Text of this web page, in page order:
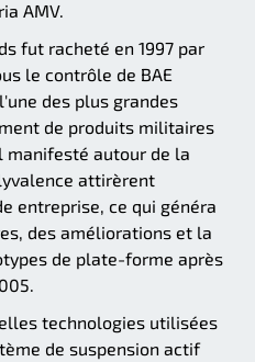
AMV.
fut racheté en 1997 par
le contrôle de BAE
des plus grandes
de produits militaires
manifesté autour de la
attirèrent
entreprise, ce qui généra
des améliorations et la
de plate-forme après
technologies utilisées
de suspension actif